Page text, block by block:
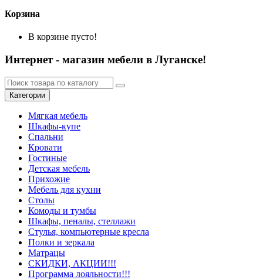
Корзина
В корзине пусто!
Интернет - магазин мебели в Луганске!
Категории
Мягкая мебель
Шкафы-купе
Спальни
Кровати
Гостиные
Детская мебель
Прихожие
Мебель для кухни
Столы
Комоды и тумбы
Шкафы, пеналы, стеллажи
Стулья, компьютерные кресла
Полки и зеркала
Матрацы
СКИДКИ, АКЦИИ!!!
Программа лояльности!!!